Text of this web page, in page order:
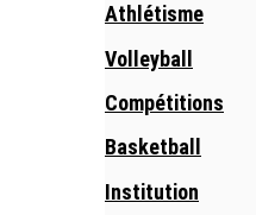
Athlétisme
Volleyball
Compétitions
Basketball
Institution